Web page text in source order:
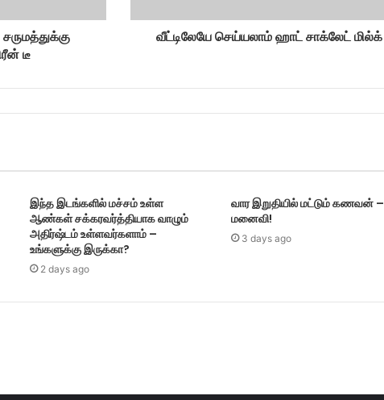
டீ
வீட்டிலேயே செய்யலாம் ஹாட் சாக்லேட் மில்க்
இந்த இடங்களில் மச்சம் உள்ள
ஆண்கள் சக்கரவர்த்தியாக வாழும்
அதிர்ஷ்டம் உள்ளவர்களாம் –
உங்களுக்கு இருக்கா?
2 days ago
வார இறுதியில் மட்டும் கணவன் –
மனைவி!
3 days ago